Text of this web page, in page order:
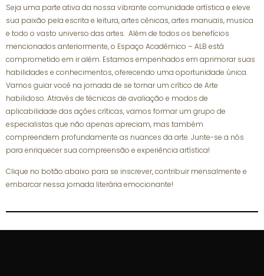
Seja uma parte ativa da nossa vibrante comunidade artística e eleve
sua paixão pela escrita e leitura, artes cênicas, artes manuais, musica
e todo o vasto universo das artes. Além de todos os benefícios
mencionados anteriormente, o Espaço Acadêmico – ALB está
comprometido em ir além. Estamos empenhados em aprimorar suas
habilidades e conhecimentos, oferecendo uma oportunidade única.
Vamos guiar você na jornada de se tornar um crítico de Arte
habilidoso. Através de técnicas de avaliação e modos de
aplicabilidade das ações críticas, vamos formar um grupo de
especialistas que não apenas apreciam, mas também
compreendem profundamente as nuances da arte. Junte-se a nós
para enriquecer sua compreensão e experiência artística!
Clique no botão abaixo para se inscrever, contribuir mensalmente e
embarcar nessa jornada literária emocionante!